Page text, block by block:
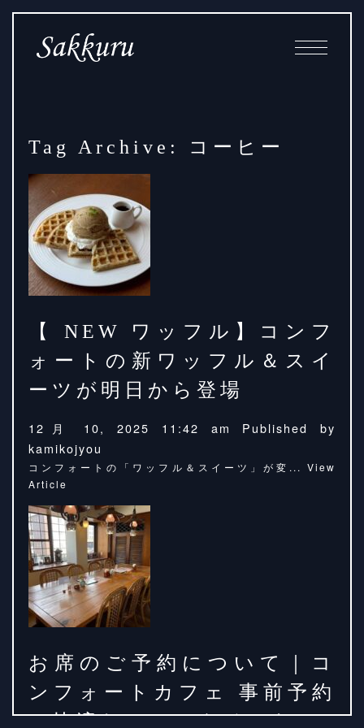
Skip
ContentNavigation
Tag Archive: コーヒー
【 NEW ワッフル】コンフ
ォートの新ワッフル＆スイ
ーツが明日から登場
12月 10, 2025 11:42 am
Published by
kamikojyou
コンフォートの「ワッフル＆スイーツ」が変... View
Article
お席のご予約について｜コ
ンフォートカフェ 事前予約
で快適なカフェタイムを